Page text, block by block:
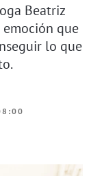
Beatriz
emoción que
lo que